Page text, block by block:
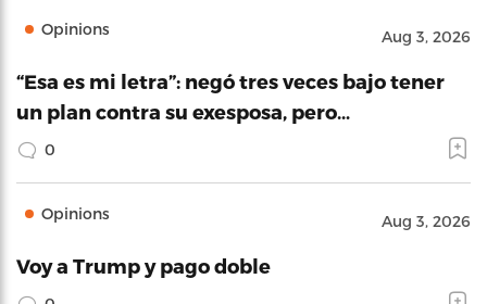
Opinions Aug 3, 2026
“Esa es mi letra”: negó tres veces bajo tener
un plan contra su exesposa, pero…
0
Opinions Aug 3, 2026
Voy a Trump y pago doble